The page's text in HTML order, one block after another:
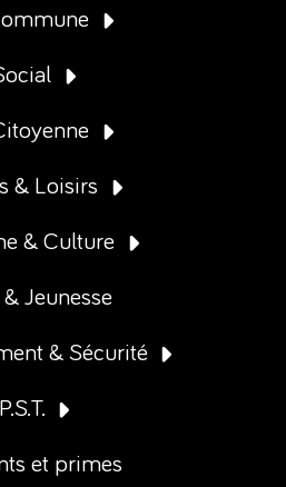
& Loisirs
& Culture
Jeunesse
& Sécurité
P.S.T.
et primes